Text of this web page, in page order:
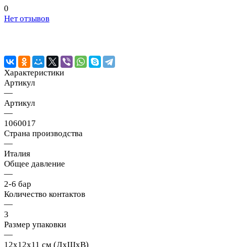
0
Нет отзывов
Характеристики
Артикул
—
Артикул
—
1060017
Страна производства
—
Италия
Общее давление
—
2-6 бар
Количество контактов
—
3
Размер упаковки
—
12х12х11 см (ДхШхВ)